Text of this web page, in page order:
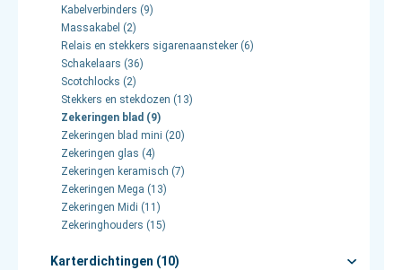
Kabelverbinders (9)
Massakabel (2)
Relais en stekkers sigarenaansteker (6)
Schakelaars (36)
Scotchlocks (2)
Stekkers en stekdozen (13)
Zekeringen blad (9)
Zekeringen blad mini (20)
Zekeringen glas (4)
Zekeringen keramisch (7)
Zekeringen Mega (13)
Zekeringen Midi (11)
Zekeringhouders (15)
Karterdichtingen (10)